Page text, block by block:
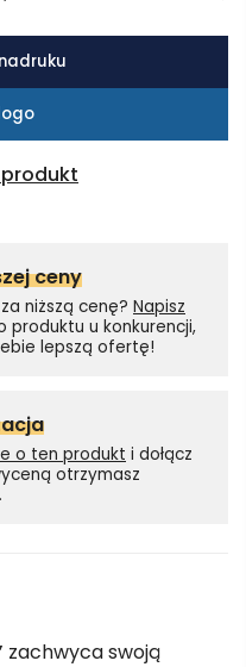
ceny
niższą cenę? Napisz
produktu u konkurencji,
lepszą ofertę!
o ten produkt i dołącz
otrzymasz
zachwyca swoją